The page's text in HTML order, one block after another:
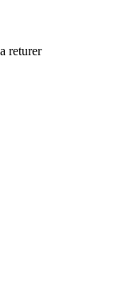
returer